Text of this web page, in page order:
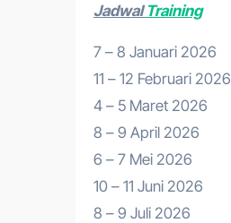
JadwalTraining
7 – 8 Januari 2026
11 – 12 Februari 2026
4 – 5 Maret 2026
8 – 9 April 2026
6 – 7 Mei 2026
10 – 11 Juni 2026
8 – 9 Juli 2026